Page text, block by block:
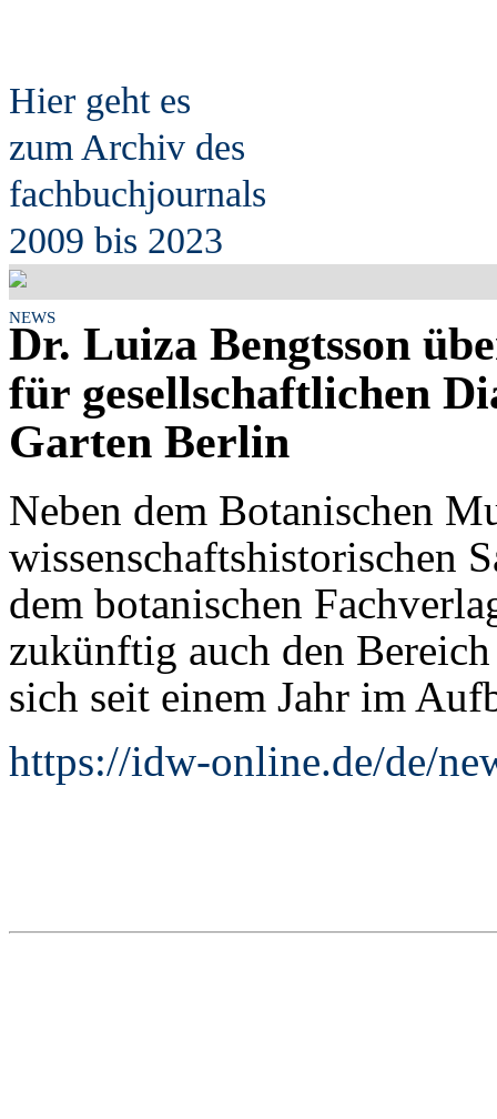
Hier geht es
zum Archiv des
fachbuchjournals
2009 bis 2023
NEWS
Dr. Luiza Bengtsson
für gesellschaftlichen
Garten Berlin
Neben dem Botanischen
wissenschaftshistorischen
dem botanischen
zukünftig auch den
sich seit einem Jahr im
https://idw-online.de/de/